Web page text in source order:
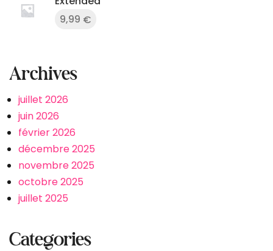
9,99 €
Archives
juillet 2026
juin 2026
février 2026
décembre 2025
novembre 2025
octobre 2025
juillet 2025
Categories